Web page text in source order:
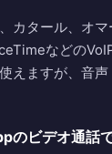
カタール、オマ
などの
えますが、音
ビデオ通話